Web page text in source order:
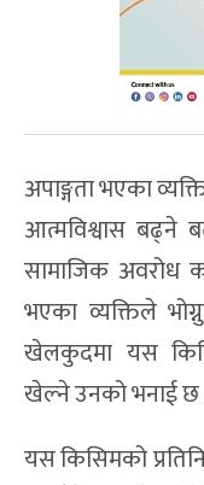
अपाङ्गता भएका
आत्मविश्वास
सामाजिक अवरोध
भएका व्यक्तिले
खेलकुदमा यस
खेल्ने उनको भनाई छ
यस किसिमको